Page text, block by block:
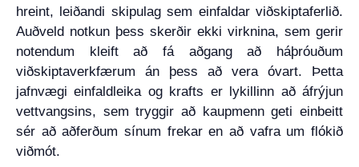
hreint, leiðandi skipulag sem einfaldar viðskiptaferlið.
Auðveld notkun þess skerðir ekki virknina, sem gerir
notendum kleift að fá aðgang að háþróuðum
viðskiptaverkfærum án þess að vera óvart. Þetta
jafnvægi einfaldleika og krafts er lykillinn að áfrýjun
vettvangsins, sem tryggir að kaupmenn geti einbeitt
sér að aðferðum sínum frekar en að vafra um flókið
viðmót.